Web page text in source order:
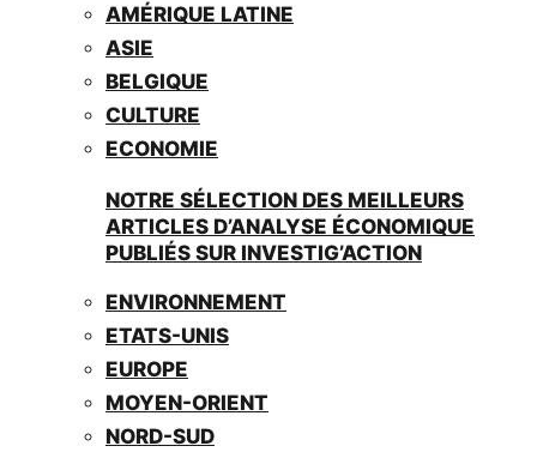
AMÉRIQUE LATINE
ASIE
BELGIQUE
CULTURE
ECONOMIE
NOTRE SÉLECTION DES MEILLEURS
ARTICLES D’ANALYSE ÉCONOMIQUE
PUBLIÉS SUR INVESTIG’ACTION
ENVIRONNEMENT
ETATS-UNIS
EUROPE
MOYEN-ORIENT
NORD-SUD